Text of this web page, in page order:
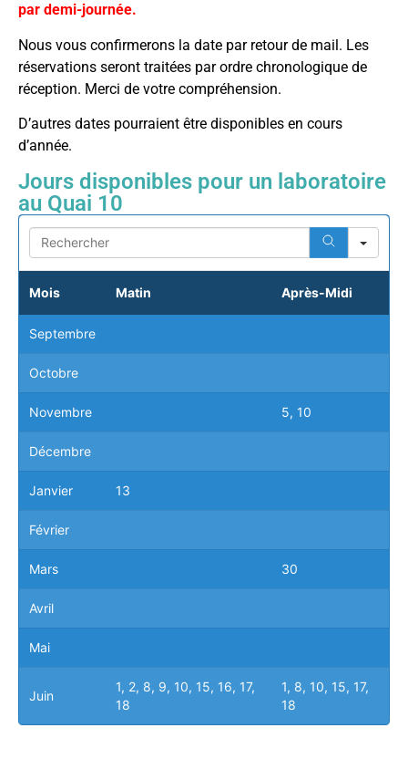
par demi-journée.
Nous vous confirmerons la date par retour de mail. Les
réservations seront traitées par ordre chronologique de
réception. Merci de votre compréhension.
D’autres dates pourraient être disponibles en cours
d’année.
Jours disponibles pour un laboratoire
au Quai 10
Mois Matin Après-Midi
Septembre
Octobre
Novembre 5, 10
Décembre
Janvier 13
Février
Mars 30
Avril
Mai
Juin
1, 2, 8, 9, 10, 15, 16, 17,
18
1, 8, 10, 15, 17,
18